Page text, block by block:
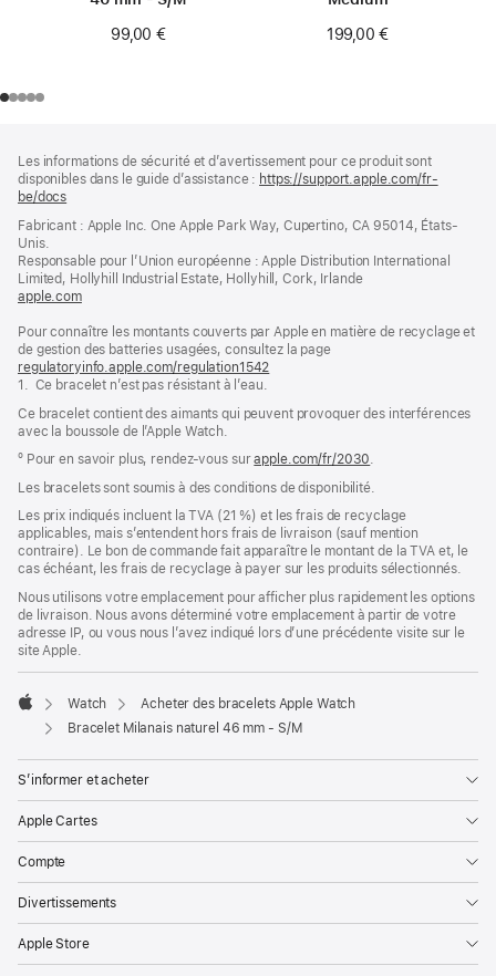
99,00 €
199,00 €
de
page
de
bas
page
Les informations de sécurité et d’avertissement pour ce produit sont
disponibles dans le guide d’assistance : https://support.apple.com/fr-
be/docs
une
fenêtre)
Fabricant : Apple Inc. One Apple Park Way, Cupertino, CA 95014, États-
Unis.
Responsable pour l’Union européenne : Apple Distribution International
Limited, Hollyhill Industrial Estate, Hollyhill, Cork, Irlande
apple.com(s’ouvre
une
nouvelle
fenêtre)
Pour connaître les montants couverts par Apple en matière de recyclage et
de gestion des batteries usagées, consultez la page
regulatoryinfo.apple.com/regulation1542
nouvelle
1. Ce bracelet n’est pas résistant à l’eau.
Ce bracelet contient des aimants qui peuvent provoquer des interférences
avec la boussole de l’Apple Watch.
º Pour en savoir plus, rendez‑vous surapple.com/fr/2030.
Les bracelets sont soumis à des conditions de disponibilité.
Les prix indiqués incluent la TVA (21 %) et les frais de recyclage
applicables, mais s’entendent hors frais de livraison (sauf mention
contraire). Le bon de commande fait apparaître le montant de la TVA et, le
cas échéant, les frais de recyclage à payer sur les produits sélectionnés.
Nous utilisons votre emplacement pour afficher plus rapidement les options
de livraison. Nous avons déterminé votre emplacement à partir de votre
adresse IP, ou vous nous l’avez indiqué lors d’une précédente visite sur le
site Apple.
Apple
Watch
Acheter des bracelets Apple Watch
Bracelet Milanais naturel 46 mm - S/M
S’informer et acheter
Apple Cartes
Compte
Divertissements
Apple Store